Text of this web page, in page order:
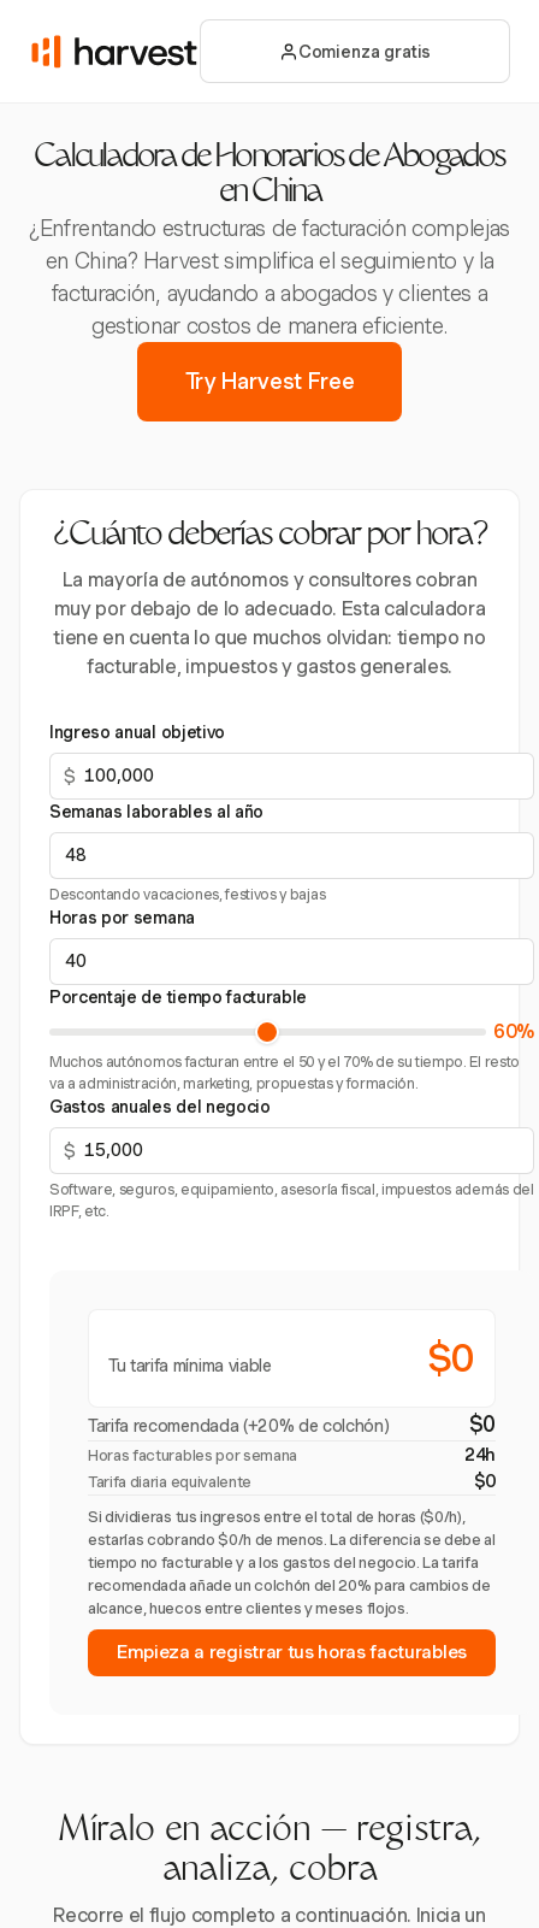
Comienza gratis
Calculadora de Honorarios de Abogados
en China
¿Enfrentando estructuras de facturación complejas
en China? Harvest simplifica el seguimiento y la
facturación, ayudando a abogados y clientes a
gestionar costos de manera eficiente.
Try Harvest Free
¿Cuánto deberías cobrar por hora?
La mayoría de autónomos y consultores cobran
muy por debajo de lo adecuado. Esta calculadora
tiene en cuenta lo que muchos olvidan: tiempo no
facturable, impuestos y gastos generales.
Ingreso anual objetivo
$
Semanas laborables al año
Descontando vacaciones, festivos y bajas
Horas por semana
Porcentaje de tiempo facturable
60%
Muchos autónomos facturan entre el 50 y el 70% de su tiempo. El resto
va a administración, marketing, propuestas y formación.
Gastos anuales del negocio
$
Software, seguros, equipamiento, asesoría fiscal, impuestos además del
IRPF, etc.
Tu tarifa mínima viable $0
Tarifa recomendada (+20% de colchón) $0
Horas facturables por semana 24h
Tarifa diaria equivalente $0
Si dividieras tus ingresos entre el total de horas ($0/h),
estarías cobrando $0/h de menos. La diferencia se debe al
tiempo no facturable y a los gastos del negocio. La tarifa
recomendada añade un colchón del 20% para cambios de
alcance, huecos entre clientes y meses flojos.
Empieza a registrar tus horas facturables
Míralo en acción — registra,
analiza, cobra
Recorre el flujo completo a continuación. Inicia un